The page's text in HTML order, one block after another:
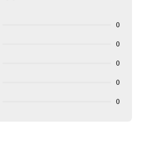
0
0
0
0
0